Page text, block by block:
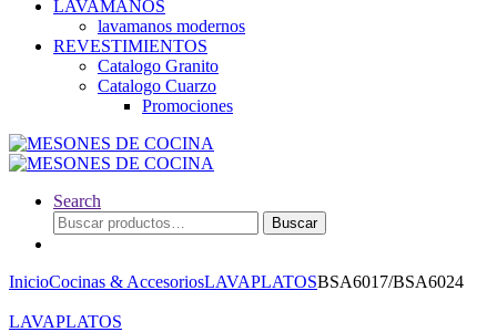
LAVAMANOS
lavamanos modernos
REVESTIMIENTOS
Catalogo Granito
Catalogo Cuarzo
Promociones
Search
Buscar
por:
Buscar
InicioCocinas & AccesoriosLAVAPLATOSBSA6017/BSA6024
LAVAPLATOS